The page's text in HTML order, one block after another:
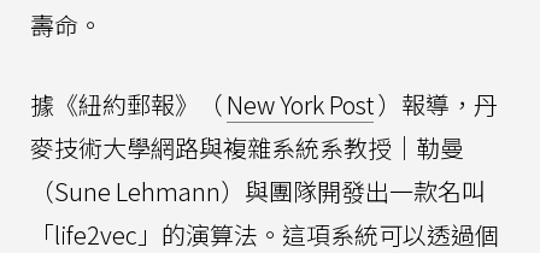
壽命。
據《紐約郵報》（New York Post）報導，丹
麥技術大學網路與複雜系統系教授│勒曼
（Sune Lehmann）與團隊開發出一款名叫
「life2vec」的演算法。這項系統可以透過個